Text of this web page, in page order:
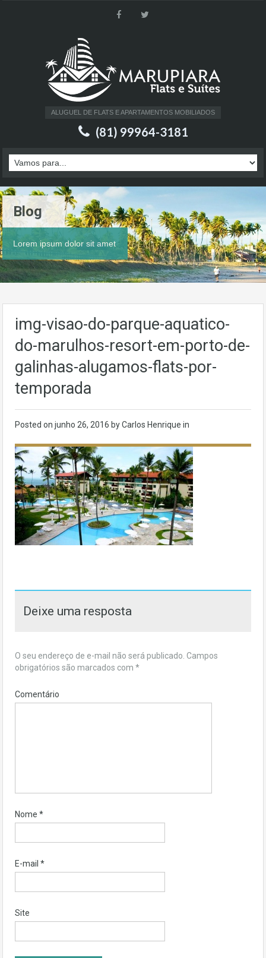
ALUGUEL DE FLATS E APARTAMENTOS MOBILIADOS
(81) 99964-3181
Blog
Lorem ipsum dolor sit amet
img-visao-do-parque-aquatico-
do-marulhos-resort-em-porto-de-
galinhas-alugamos-flats-por-
temporada
Posted on junho 26, 2016 by Carlos Henrique in
Deixe uma resposta
O seu endereço de e-mail não será publicado. Campos
obrigatórios são marcados com *
Comentário
Nome *
E-mail *
Site